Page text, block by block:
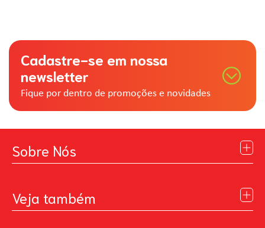
Cadastre-se em nossa
newsletter
Fique por dentro de promoções e novidades
Sobre Nós
Contato
Veja também